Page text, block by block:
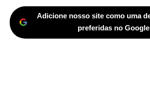
Adicione nosso site como uma
preferidas no